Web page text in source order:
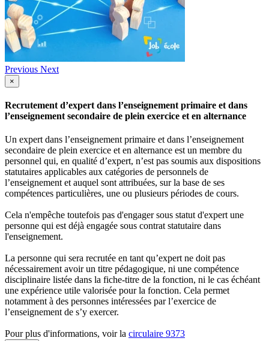
Previous Next
×
Recrutement d’expert dans l’enseignement primaire et dans
l’enseignement secondaire de plein exercice et en alternance
Un expert dans l’enseignement primaire et dans l’enseignement
secondaire de plein exercice et en alternance est un membre du
personnel qui, en qualité d’expert, n’est pas soumis aux dispositions
statutaires applicables aux catégories de personnels de
l’enseignement et auquel sont attribuées, sur la base de ses
compétences particulières, une ou plusieurs périodes de cours.
Cela n'empêche toutefois pas d'engager sous statut d'expert une
personne qui est déjà engagée sous contrat statutaire dans
l'enseignement.
La personne qui sera recrutée en tant qu’expert ne doit pas
nécessairement avoir un titre pédagogique, ni une compétence
disciplinaire listée dans la fiche-titre de la fonction, ni le cas échéant
une expérience utile valorisée pour la fonction. Cela permet
notamment à des personnes intéressées par l’exercice de
l’enseignement de s’y exercer.
Pour plus d'informations, voir la circulaire 9373